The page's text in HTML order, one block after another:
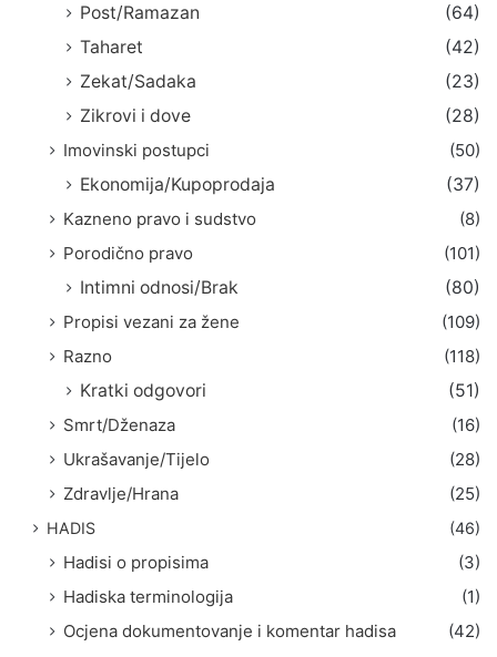
Post/Ramazan
(64)
Taharet
(42)
Zekat/Sadaka
(23)
Zikrovi i dove
(28)
Imovinski postupci
(50)
Ekonomija/Kupoprodaja
(37)
Kazneno pravo i sudstvo
(8)
Porodično pravo
(101)
Intimni odnosi/Brak
(80)
Propisi vezani za žene
(109)
Razno
(118)
Kratki odgovori
(51)
Smrt/Dženaza
(16)
Ukrašavanje/Tijelo
(28)
Zdravlje/Hrana
(25)
HADIS (46)
Hadisi o propisima
(3)
Hadiska terminologija
(1)
Ocjena dokumentovanje i komentar hadisa
(42)